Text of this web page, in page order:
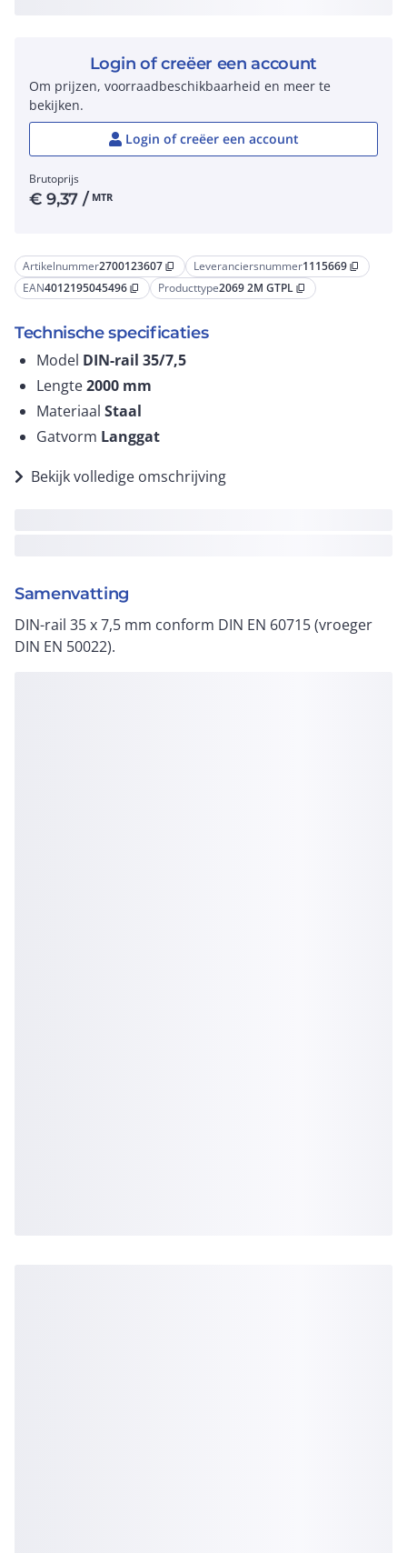
Artikelnummer2700123607 content_copy Leveranciersnummer1115669 content_copy
EAN4012195045496 content_copy Producttype2069 2M GTPL content_copy
Technische specificaties
Model DIN-rail 35/7,5
Lengte2000 mm
Materiaal Staal
Gatvorm Langgat
Bekijk volledige omschrijving
Samenvatting
DIN-rail 35 x 7,5 mm conform DIN EN 60715 (vroeger
DIN EN 50022).
Login of creëer een account
Om prijzen, voorraadbeschikbaarheid en meer te
bekijken.
Login of creëer een account
Brutoprijs
€9,37 / MTR